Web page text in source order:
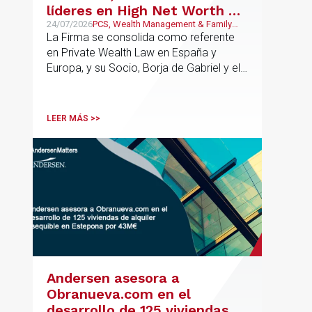
líderes en High Net Worth en
España y Europa
24/07/2026PCS, Wealth Management & Family
Business
La Firma se consolida como referente
en Private Wealth Law en España y
Europa, y su Socio, Borja de Gabriel y el
profesionales clave del sector.
LEER MÁS >>
Andersen asesora a
Obranueva.com en el